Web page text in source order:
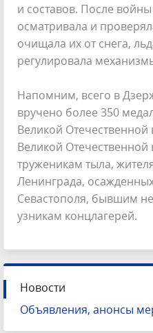
и составов. После
осматривала и
очищала их от снега,
регулировала
Напомним, всего в
вручено более 350
Великой
Великой
труженикам тыла,
Ленинграда,
Севастополя, бывшим
узникам концлагерей.
Новости
Объявления, анонсы